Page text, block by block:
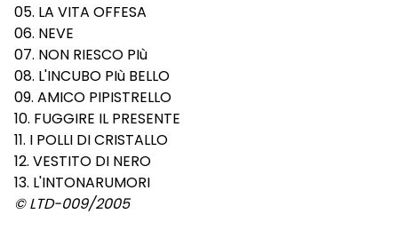
05. LA VITA OFFESA
06. NEVE
07. NON RIESCO PIù
08. L'INCUBO PIù BELLO
09. AMICO PIPISTRELLO
10. FUGGIRE IL PRESENTE
11. I POLLI DI CRISTALLO
12. VESTITO DI NERO
13. L'INTONARUMORI
© LTD-009/2005